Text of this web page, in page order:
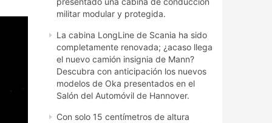
militar modular y protegida.
La cabina LongLine de Scania ha sido
completamente renovada; ¿acaso llega
el nuevo camión insignia de Mann?
Descubra con anticipación los nuevos
modelos de Oka presentados en el
Salón del Automóvil de Hannover.
Con solo 15 centímetros de altura